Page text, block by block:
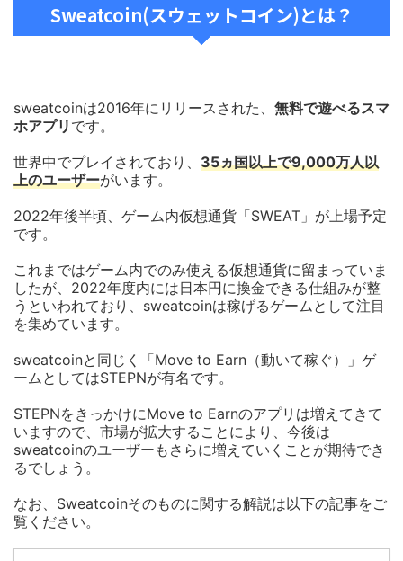
Sweatcoin(スウェットコイン)とは？
sweatcoinは2016年にリリースされた、 無料で遊べるスマ
ホアプリ です。
世界中でプレイされており、 35ヵ国以上で9,000万人以
上のユーザーがいます。
2022年後半頃、ゲーム内仮想通貨「SWEAT」が上場予定
です。
これまではゲーム内でのみ使える仮想通貨に留まっていま
したが、2022年度内には日本円に換金できる仕組みが整
うといわれており、sweatcoinは稼げるゲームとして注目
を集めています。
sweatcoinと同じく「Move to Earn（動いて稼ぐ）」ゲ
ームとしてはSTEPNが有名です。
STEPNをきっかけにMove to Earnのアプリは増えてきて
いますので、市場が拡大することにより、今後は
sweatcoinのユーザーもさらに増えていくことが期待でき
るでしょう。
なお、Sweatcoinそのものに関する解説は以下の記事をご
覧ください。